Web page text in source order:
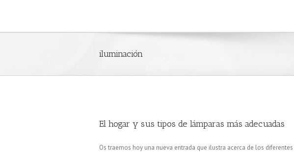
iluminación
El hogar y sus tipos de lámparas más adecuadas
Os traemos hoy una nueva entrada que ilustra acerca de los